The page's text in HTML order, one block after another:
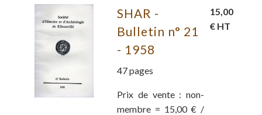
SHAR -
Bulletin n° 21
- 1958
47 pages
Prix de vente : non-
membre = 15,00 € /
15,00
€ HT